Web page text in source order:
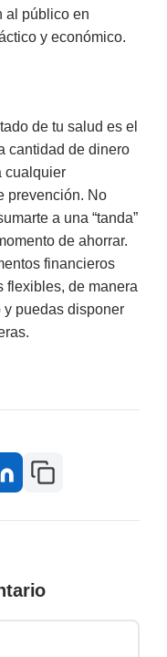
al público en
y económico.
de tu salud es el
cantidad de dinero
cualquier
prevención. No
a una “tanda”
de ahorrar.
financieros
flexibles, de manera
puedas disponer
LinkedInCopiar enlace